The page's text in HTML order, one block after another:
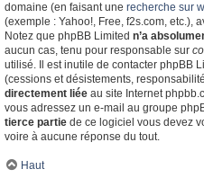
domaine (en faisant une recherche sur
(exemple : Yahoo!, Free, f2s.com, etc.),
Notez que phpBB Limited n’a
aucun cas, tenu pour responsable sur
utilisé. Il est inutile de contacter phpBB
(cessions et désistements,
directement liée au site Internet
vous adressez un e-mail au groupe
tierce partie de ce logiciel vous devez
voire à aucune réponse du tout.
Haut